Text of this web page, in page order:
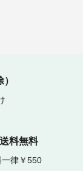
料無料
一律￥550